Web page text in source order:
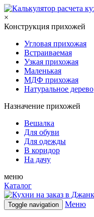
×
Конструкция прихожей
Угловая прихожая
Встраиваемая
Узкая прихожая
Маленькая
МДФ прихожая
Натуральное дерево
Назначение прихожей
Вешалка
Для обуви
Для одежды
В коридор
На дачу
меню
Каталог
Toggle navigation Меню